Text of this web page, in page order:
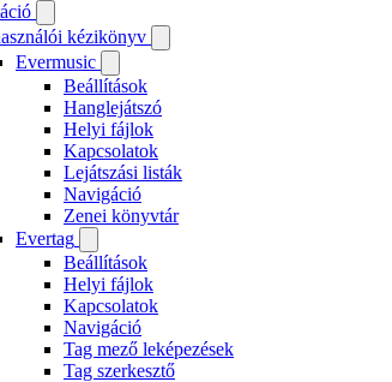
kézikönyv
Evermusic
Beállítások
Hanglejátszó
Helyi fájlok
Kapcsolatok
Lejátszási listák
Navigáció
Zenei könyvtár
Evertag
Beállítások
Helyi fájlok
Kapcsolatok
Navigáció
Tag mező leképezések
Tag szerkesztő